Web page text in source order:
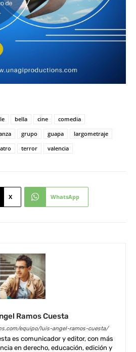
bella cine
comedia
grupo guapa
largometraje
terror valencia
X WhatsApp
Ramos Cuesta
equipo/luis-angel-ramos-cuesta/
es comunicador y editor, con más
en derecho, educación, edición y